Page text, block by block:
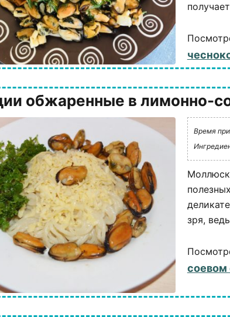
обжаренные в лимонно-
Время
зря,
соевом